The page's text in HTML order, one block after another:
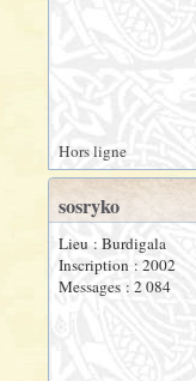
Hors ligne
sosryko
Lieu : Burdigala
Inscription : 2002
Messages : 2 084